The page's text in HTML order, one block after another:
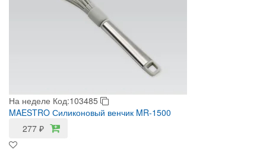
На неделе Код:103485
MAESTRO Силиконовый венчик MR-1500
277 ₽